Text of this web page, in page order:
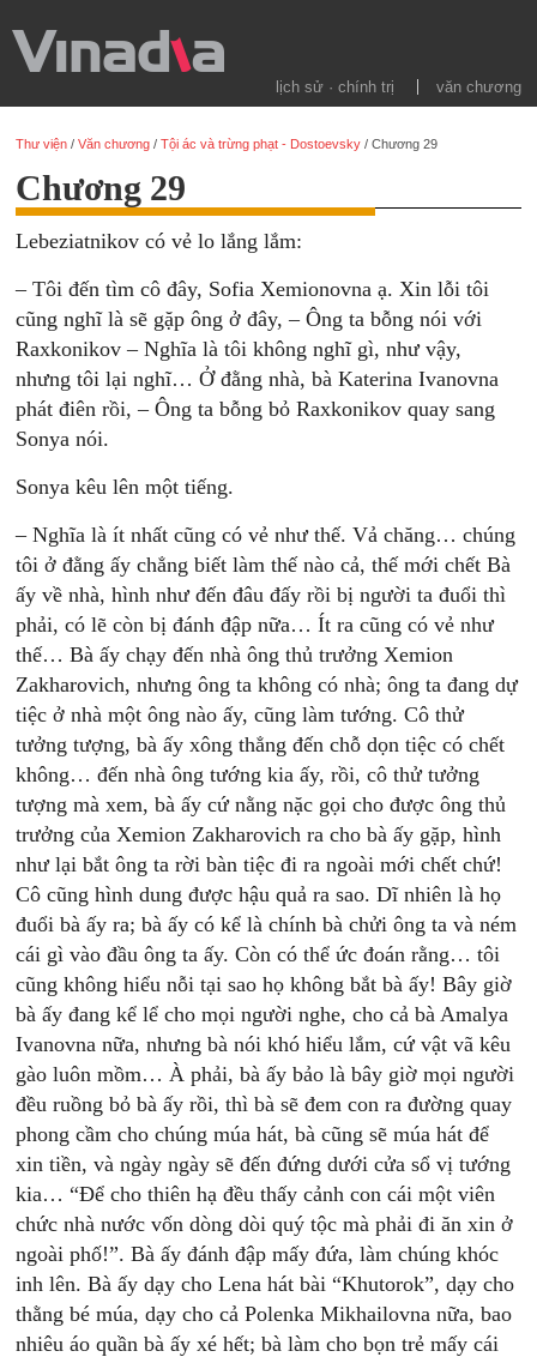
lịch sử · chính trị văn chương
Thư viện /Văn chương /Tội ác và trừng phạt - Dostoevsky /Chương 29
Chương 29
Lebeziatnikov có vẻ lo lắng lắm:
– Tôi đến tìm cô đây, Sofia Xemionovna ạ. Xin lỗi tôi
cũng nghĩ là sẽ gặp ông ở đây, – Ông ta bỗng nói với
Raxkonikov – Nghĩa là tôi không nghĩ gì, như vậy,
nhưng tôi lại nghĩ… Ở đằng nhà, bà Katerina Ivanovna
phát điên rồi, – Ông ta bỗng bỏ Raxkonikov quay sang
Sonya nói.
Sonya kêu lên một tiếng.
– Nghĩa là ít nhất cũng có vẻ như thế. Vả chăng… chúng
tôi ở đằng ấy chẳng biết làm thế nào cả, thế mới chết Bà
ấy về nhà, hình như đến đâu đấy rồi bị người ta đuổi thì
phải, có lẽ còn bị đánh đập nữa… Ít ra cũng có vẻ như
thế… Bà ấy chạy đến nhà ông thủ trưởng Xemion
Zakharovich, nhưng ông ta không có nhà; ông ta đang dự
tiệc ở nhà một ông nào ấy, cũng làm tướng. Cô thử
tưởng tượng, bà ấy xông thẳng đến chỗ dọn tiệc có chết
không… đến nhà ông tướng kia ấy, rồi, cô thử tưởng
tượng mà xem, bà ấy cứ nằng nặc gọi cho được ông thủ
trưởng của Xemion Zakharovich ra cho bà ấy gặp, hình
như lại bắt ông ta rời bàn tiệc đi ra ngoài mới chết chứ!
Cô cũng hình dung được hậu quả ra sao. Dĩ nhiên là họ
đuổi bà ấy ra; bà ấy có kể là chính bà chửi ông ta và ném
cái gì vào đầu ông ta ấy. Còn có thể ức đoán rằng… tôi
cũng không hiểu nỗi tại sao họ không bắt bà ấy! Bây giờ
bà ấy đang kể lể cho mọi người nghe, cho cả bà Amalya
Ivanovna nữa, nhưng bà nói khó hiểu lắm, cứ vật vã kêu
gào luôn mồm… À phải, bà ấy bảo là bây giờ mọi người
đều ruồng bỏ bà ấy rồi, thì bà sẽ đem con ra đường quay
phong cầm cho chúng múa hát, bà cũng sẽ múa hát để
xin tiền, và ngày ngày sẽ đến đứng dưới cửa sổ vị tướng
kia… “Để cho thiên hạ đều thấy cảnh con cái một viên
chức nhà nước vốn dòng dòi quý tộc mà phải đi ăn xin ở
ngoài phố!”. Bà ấy đánh đập mấy đứa, làm chúng khóc
inh lên. Bà ấy dạy cho Lena hát bài “Khutorok”, dạy cho
thằng bé múa, dạy cho cả Polenka Mikhailovna nữa, bao
nhiêu áo quần bà ấy xé hết; bà làm cho bọn trẻ mấy cái